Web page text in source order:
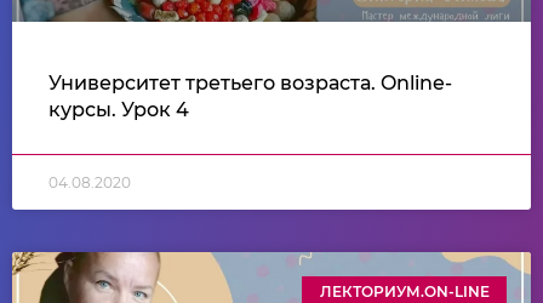
Университет третьего возраста. Online-
курсы. Урок 4
04.08.2020
ЛЕКТОРИУМ.ON-LINE